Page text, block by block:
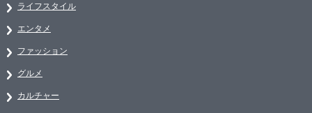
ライフスタイル
エンタメ
ファッション
グルメ
カルチャー